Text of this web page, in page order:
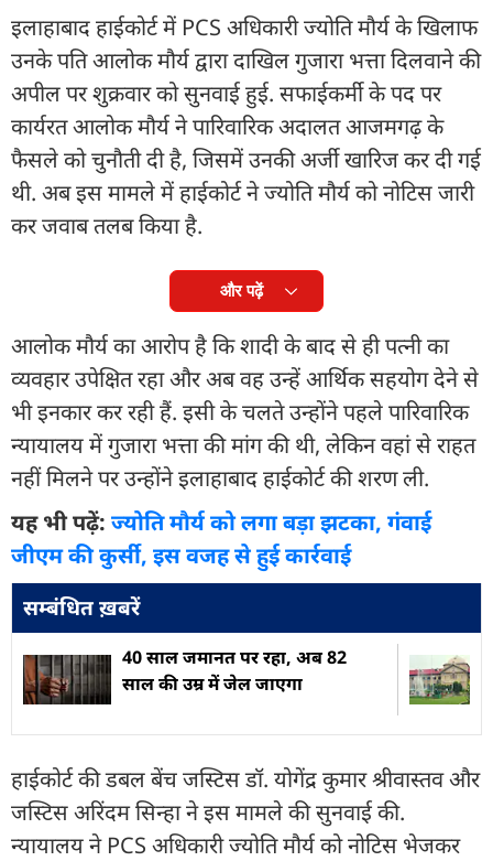
इलाहाबाद हाईकोर्ट में PCS अधिकारी ज्योति मौर्य के खिलाफ
उनके पति आलोक मौर्य द्वारा दाखिल गुजारा भत्ता दिलवाने की
अपील पर शुक्रवार को सुनवाई हुई. सफाईकर्मी के पद पर
कार्यरत आलोक मौर्य ने पारिवारिक अदालत आजमगढ़ के
फैसले को चुनौती दी है, जिसमें उनकी अर्जी खारिज कर दी गई
थी. अब इस मामले में हाईकोर्ट ने ज्योति मौर्य को नोटिस जारी
कर जवाब तलब किया है.
और पढ़ें
आलोक मौर्य का आरोप है कि शादी के बाद से ही पत्नी का
व्यवहार उपेक्षित रहा और अब वह उन्हें आर्थिक सहयोग देने से
भी इनकार कर रही हैं. इसी के चलते उन्होंने पहले पारिवारिक
न्यायालय में गुजारा भत्ता की मांग की थी, लेकिन वहां से राहत
नहीं मिलने पर उन्होंने इलाहाबाद हाईकोर्ट की शरण ली.
यह भी पढ़ें: ज्योति मौर्य को लगा बड़ा झटका, गंवाई
जीएम की कुर्सी, इस वजह से हुई कार्रवाई
सम्बंधित ख़बरें
40 साल जमानत पर रहा, अब 82
साल की उम्र में जेल जाएगा
हाईकोर्ट की डबल बेंच जस्टिस डॉ. योगेंद्र कुमार श्रीवास्तव और
जस्टिस अरिंदम सिन्हा ने इस मामले की सुनवाई की.
न्यायालय ने PCS अधिकारी ज्योति मौर्य को नोटिस भेजकर